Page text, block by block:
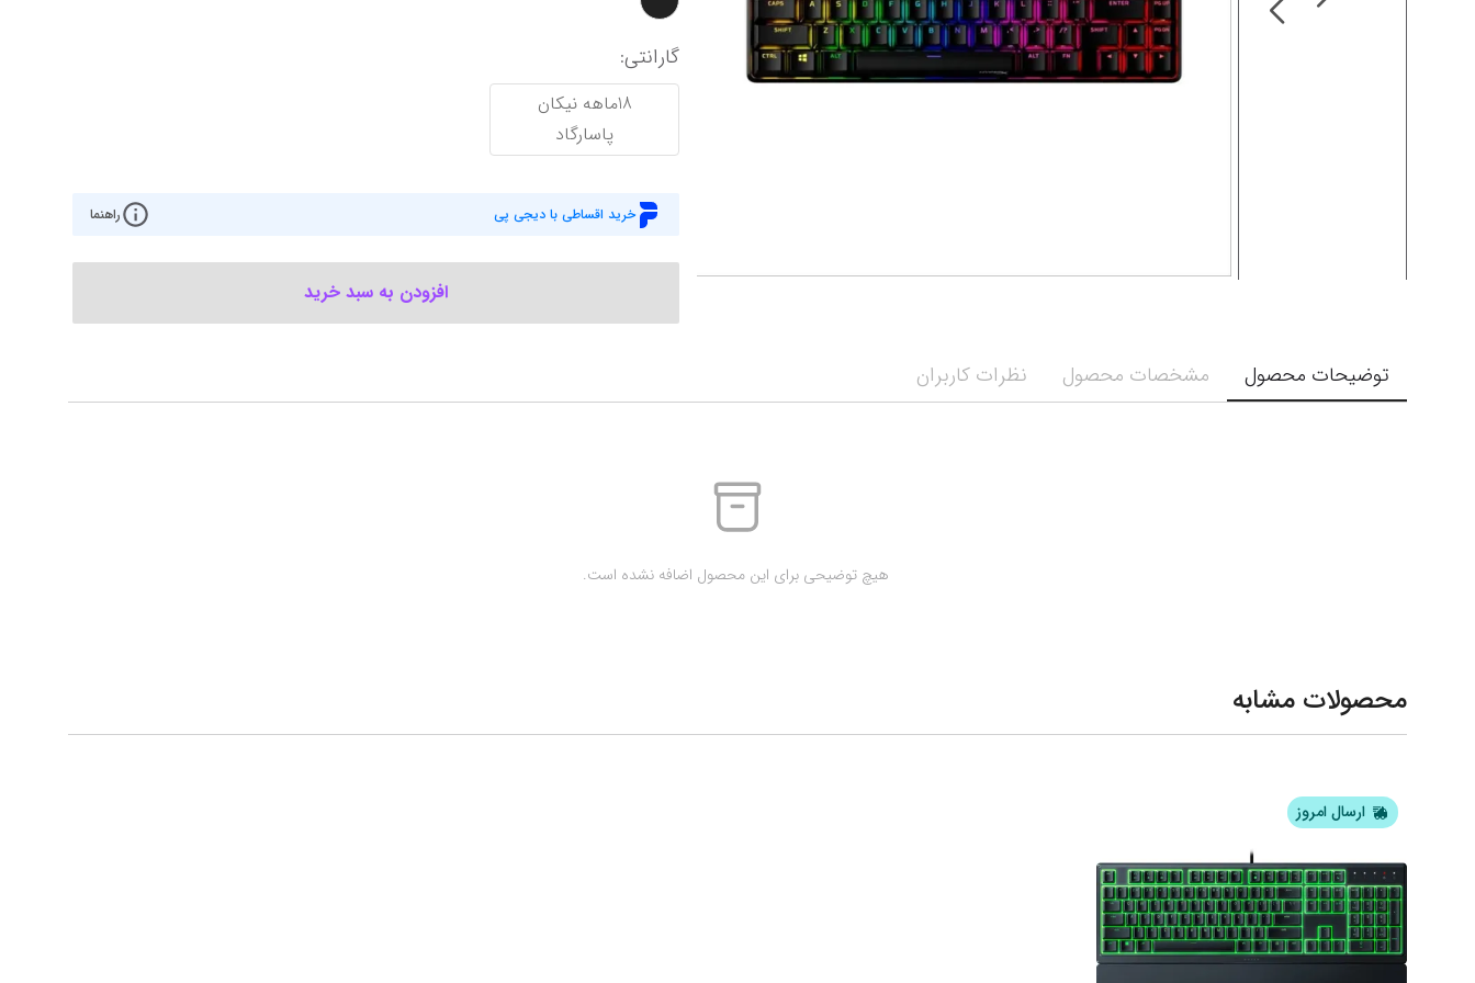
اکسسوری
کول پد
کابل‌ها
منبع تغذیه (پاور)
مادربرد
گارانتی:
18ماهه نیکان
پاسارگاد
خرید اقساطی با دیجی پی راهنما
افزودن به سبد خرید
توضیحات محصول مشخصات محصول نظرات کاربران
محصولات مشابه
ارسال امروز